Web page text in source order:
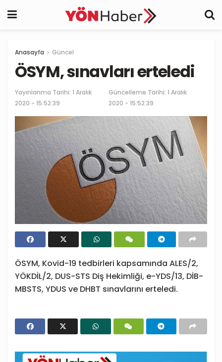
Anasayfa Güncel
ÖSYM, sınavları erteledi
Yayınlanma Tarihi: 1 Aralık
2020 - 15:52:39
Güncelleme Tarihi: 1 Aralık
2020 - 15:52:39
ÖSYM, Kovid-19 tedbirleri kapsamında ALES/2,
YÖKDİL/2, DUS-STS Diş Hekimliği, e-YDS/13, DİB-
MBSTS, YDUS ve DHBT sınavlarını erteledi.